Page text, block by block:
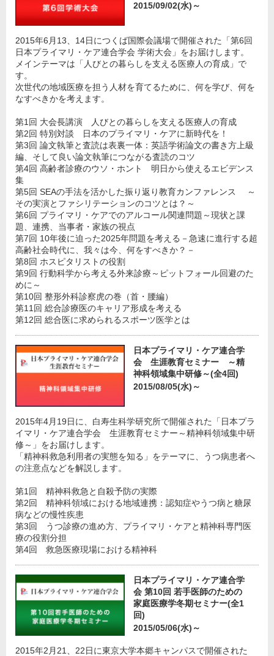
2015/09/02(水)～
2015年6月13、14日につくば国際会議場で開催された「第6回
日本プライマリ・ケア連合学会 学術大会」をお届けします。
メインテーマは「人びとの暮らしを支える医療人の育成」で
す。
次世代の地域医療を担う人材を育てるために、何を学び、何を
なすべきかを考えます。
第1回 大会長講演 人びとの暮らしを支える医療人の育成
第2回 特別対談 日本のプライマリ・ケアに新時代を！
第3回 論文執筆と査読は表裏一体：英語学術論文の書き方上級
編、そして良い論文執筆につながる査読のコツ
第4回 高齢者診療のウソ・ホント 明日から使えるエビデンス
集
第5回 SEAの手法を活かした振り返り教育カンファレンス ～
その実演とファシリテーションのコツとは？～
第6回 プライマリ・ケアでのアルコール関連問題～現状と課
題、連携、当事者・家族の視点
第7回 10年後に迫った2025年問題を考える－急速に進行する超
高齢社会時代に、我々は今、何をすべきか？－
第8回 ホスピタリストの役割
第9回 行動科学から考える外来診療～ピットフォール回避のた
めに～
第10回 整形外科診察虎の巻（首・腰編）
第11回 総合診療医のキャリア形成を考える
第12回 総合医に求められるスポーツ医学とは
日本プライマリ・ケア連合学
会 生涯教育セミナー ～精
神科領域集中研修～(全4回)
2015/08/05(水)～
2015年4月19日に、白寿生科学研究所で開催された「日本プラ
イマリ・ケア連合学会 生涯教育セミナー～精神科領域集中研
修～」をお届けします。
「精神科救急利用者の実態を知る」をテーマに、うつ病患者へ
の注意点などを解説します。
第1回 精神科救急と自殺予防の実際
第2回 精神科領域における地域連携：認知症やうつ病と糖尿
病などの慢性疾患
第3回 うつ診療の進め方、プライマリ・ケアと精神科専門医
療の役割分担
第4回 救急医療現場における精神科
日本プライマリ・ケア連合学
会 第10回 若手医師のための
家庭医療学冬期セミナー(全1
回)
2015/05/06(水)～
2015年2月21、22日に東京大学本郷キャンパスで開催された